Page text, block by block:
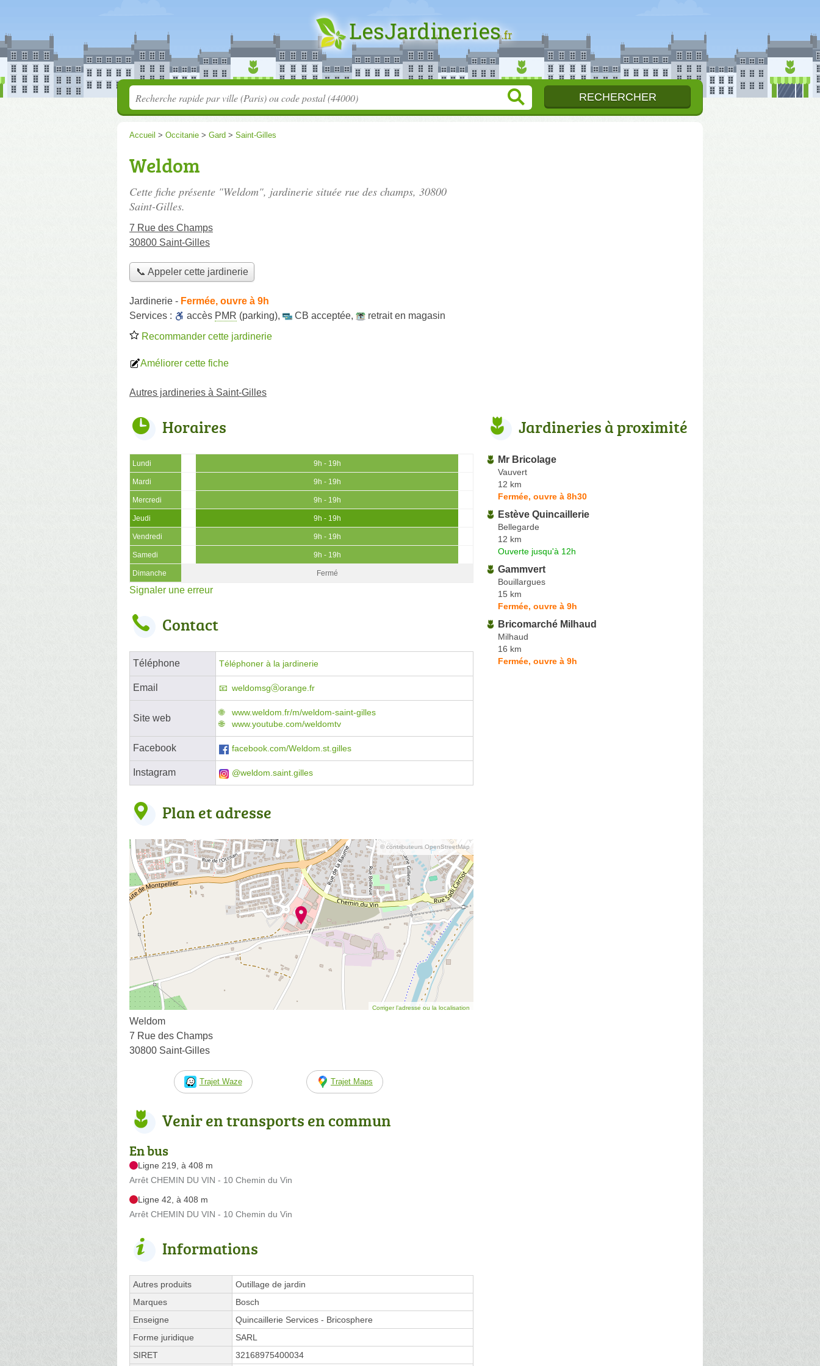
Accueil > Occitanie > Gard > Saint-Gilles
Weldom
Cette fiche présente "Weldom", jardinerie située rue des champs, 30800
Saint-Gilles.
7 Rue des Champs
30800 Saint-Gilles
📞 Appeler cette jardinerie
Jardinerie - Fermée, ouvre à 9h
Services :
accès PMR (parking), CB acceptée,
retrait en magasin
Recommander cette jardinerie
Améliorer cette fiche
Autres jardineries à Saint-Gilles
Horaires
Lundi 9h - 19h
Mardi 9h - 19h
Mercredi 9h - 19h
Jeudi 9h - 19h
Vendredi 9h - 19h
Samedi 9h - 19h
Dimanche Fermé
Signaler une erreur
Contact
Téléphone Téléphoner à la jardinerie
Email weldomsgⓐorange.fr
Site web
www.weldom.fr/m/weldom-saint-gilles
www.youtube.com/weldomtv
Facebook facebook.com/Weldom.st.gilles
Instagram @weldom.saint.gilles
Plan et adresse
© contributeurs OpenStreetMap
Corriger l’adresse ou la localisation
Weldom
7 Rue des Champs
30800 Saint-Gilles
Trajet Waze Trajet Maps
Venir en transports en commun
En bus
Ligne 219, à 408 m
Arrêt CHEMIN DU VIN - 10 Chemin du Vin
Ligne 42, à 408 m
Arrêt CHEMIN DU VIN - 10 Chemin du Vin
Informations
Autres produits
Outillage de jardin
Marques
Bosch
Enseigne
Quincaillerie Services - Bricosphere
Forme juridique
SARL
SIRET
32168975400034
Jardineries à proximité
Mr Bricolage
Vauvert
12 km
Fermée, ouvre à 8h30
Estève Quincaillerie
Bellegarde
12 km
Ouverte jusqu'à 12h
Gammvert
Bouillargues
15 km
Fermée, ouvre à 9h
Bricomarché Milhaud
Milhaud
16 km
Fermée, ouvre à 9h